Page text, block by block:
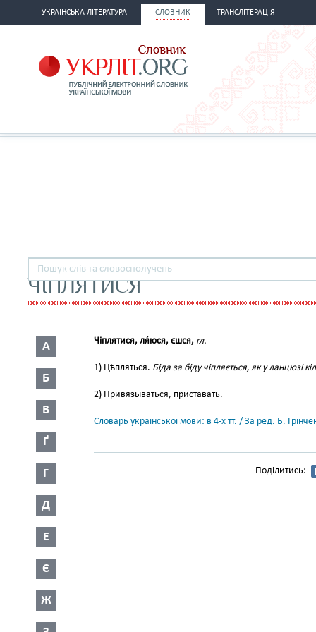
УКРАЇНСЬКА ЛІТЕРАТУРА СЛОВНИК ТРАНСЛІТЕРАЦІЯ
ЧІПЛЯТИСЯ
А
Б
В
Ґ
Г
Д
Е
Є
Ж
Чіплятися, ля́юся, єшся, гл.
1) Цѣпляться. Біда за біду чіпляється, як у ланцюзі
2) Привязываться, приставать.
Словарь української мови: в 4-х тт. / За ред. Б.
Поділитись: